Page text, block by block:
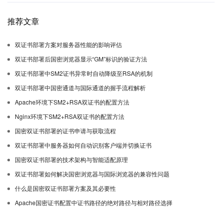
推荐文章
双证书部署方案对服务器性能的影响评估
双证书部署后国密浏览器显示“GM”标识的验证方法
双证书部署中SM2证书异常时自动降级至RSA的机制
双证书部署中国密通道与国际通道的握手流程解析
Apache环境下SM2+RSA双证书的配置方法
Nginx环境下SM2+RSA双证书的配置方法
国密双证书部署的证书申请与获取流程
双证书部署中服务器如何自动识别客户端并切换证书
国密双证书部署的技术架构与智能适配原理
双证书部署如何解决国密浏览器与国际浏览器的兼容性问题
什么是国密双证书部署方案及其必要性
Apache国密证书配置中证书路径的绝对路径与相对路径选择